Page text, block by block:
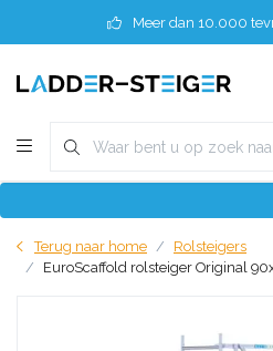
Meer dan 10.000
Terug naar home
Rolsteigers
EuroScaffold rolsteiger Original